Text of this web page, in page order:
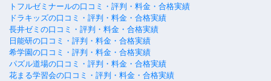
トフルゼミナールの口コミ・評判・料金・合格実績
ドラキッズの口コミ・評判・料金・合格実績
長井ゼミの口コミ・評判・料金・合格実績
日能研の口コミ・評判・料金・合格実績
希学園の口コミ・評判・料金・合格実績
パズル道場の口コミ・評判・料金・合格実績
花まる学習会の口コミ・評判・料金・合格実績